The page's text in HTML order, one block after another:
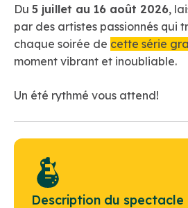
Du 5 juillet au 16 août 2026,
par des artistes passionnés qui
chaque soirée de cette série
moment vibrant et inoubliable.
Un été rythmé vous attend!
Description du spectacle